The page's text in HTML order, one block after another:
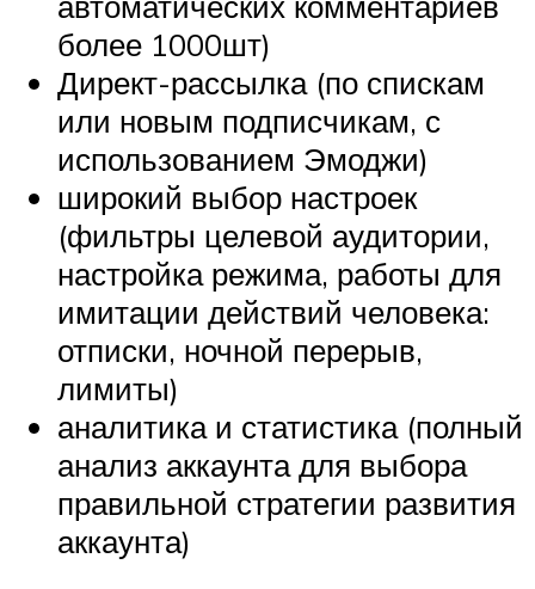
более 1000шт)
Директ-рассылка (по спискам
или новым подписчикам, с
использованием Эмоджи)
широкий выбор настроек
(фильтры целевой аудитории,
настройка режима, работы для
имитации действий человека:
отписки, ночной перерыв,
лимиты)
аналитика и статистика (полный
анализ аккаунта для выбора
правильной стратегии развития
аккаунта)